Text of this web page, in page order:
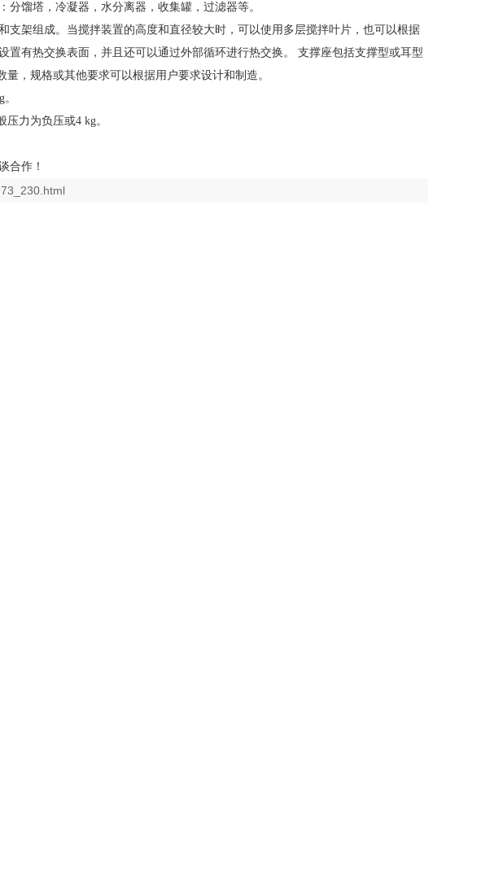
馏塔，冷凝器，水分离器，收集罐，过滤器等。
支架组成。当搅拌装置的高度和直径较大时，可以使用多层搅拌叶片，也可以根据
置有热交换表面，并且还可以通过外部循环进行热交换。 支撑座包括支撑型或耳型
，规格或其他要求可以根据用户要求设计和制造。
力为负压或4 kg。
合作！